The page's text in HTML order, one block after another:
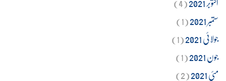
ستمبر 2021
(1)
جولائی 2021
(1)
جون 2021
(1)
مئی 2021
(2)